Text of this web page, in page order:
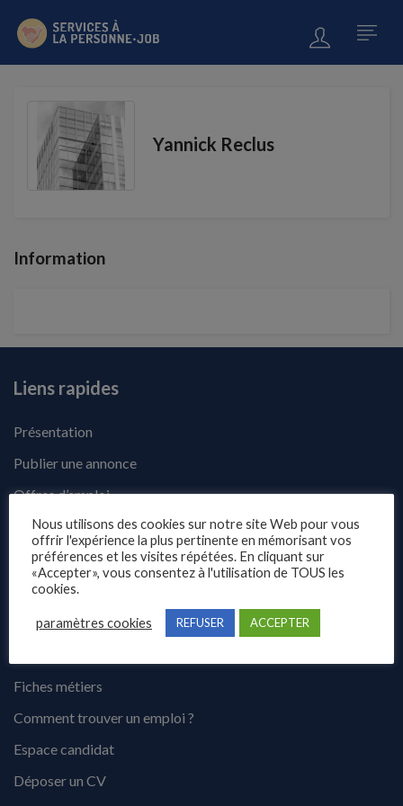
Yannick Reclus
Information
Liens rapides
Présentation
Publier une annonce
Offres d’emploi
Questions fréquentes
Blog
Contact
Fiches métiers
Comment trouver un emploi ?
Espace candidat
Déposer un CV
Nous utilisons des cookies sur notre site Web pour vous
offrir l'expérience la plus pertinente en mémorisant vos
préférences et les visites répétées. En cliquant sur
«Accepter», vous consentez à l'utilisation de TOUS les
cookies.
paramètres cookies REFUSER ACCEPTER